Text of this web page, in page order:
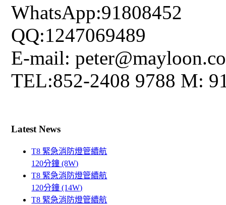
WhatsApp:91808452
QQ:1247069489
E-mail:
TEL:852-2408 9788 M:
Latest News
T8 緊急消防燈管續航
120分鐘 (8W)
T8 緊急消防燈管續航
120分鐘 (14W)
T8 緊急消防燈管續航